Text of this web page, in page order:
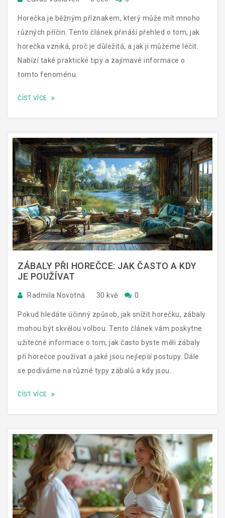
Horečka je běžným příznakem, který může mít mnoho
různých příčin. Tento článek přináší přehled o tom, jak
horečka vzniká, proč je důležitá, a jak ji můžeme léčit.
Nabízí také praktické tipy a zajímavé informace o
tomto fenoménu.
ČÍST VÍCE
ZÁBALY PŘI HOREČCE: JAK ČASTO A KDY
JE POUŽÍVAT
Radmila Novotná 30 kvě 0
Pokud hledáte účinný způsob, jak snížit horečku, zábaly
mohou být skvělou volbou. Tento článek vám poskytne
užitečné informace o tom, jak často byste měli zábaly
při horečce používat a jaké jsou nejlepší postupy. Dále
se podíváme na různé typy zábalů a kdy jsou
ČÍST VÍCE